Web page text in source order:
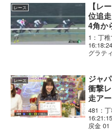
レース
【レ
位追
4角か
重賞
1：丁
グ
レース
ジャ
衝撃
走ア
やか
481：
戻金